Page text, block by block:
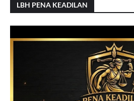
LBH PENA KEADILAN